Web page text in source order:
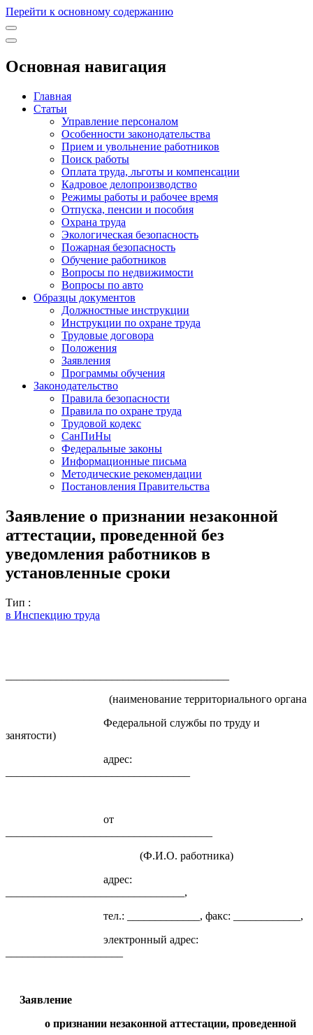
Перейти к основному содержанию
Основная навигация
Главная
Статьи
Управление персоналом
Особенности законодательства
Прием и увольнение работников
Поиск работы
Оплата труда, льготы и компенсации
Кадровое делопроизводство
Режимы работы и рабочее время
Отпуска, пенсии и пособия
Охрана труда
Экологическая безопасность
Пожарная безопасность
Обучение работников
Вопросы по недвижимости
Вопросы по авто
Образцы документов
Должностные инструкции
Инструкции по охране труда
Трудовые договора
Положения
Заявления
Программы обучения
Законодательство
Правила безопасности
Правила по охране труда
Трудовой кодекс
СанПиНы
Федеральные законы
Информационные письма
Методические рекомендации
Постановления Правительства
Заявление о признании незаконной
аттестации, проведенной без
уведомления работников в
установленные сроки
Тип :
в Инспекцию труда
(наименование территориального органа
Федеральной службы по труду и
занятости)
адрес:
от
(Ф.И.О. работника)
адрес:
________________________________,
тел.: _____________, факс: ____________,
электронный адрес:
Заявление
о признании незаконной аттестации, проведенной